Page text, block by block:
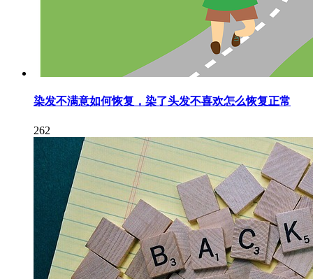
染发不满意如何恢复，染了头发不喜欢怎么恢复正常
262